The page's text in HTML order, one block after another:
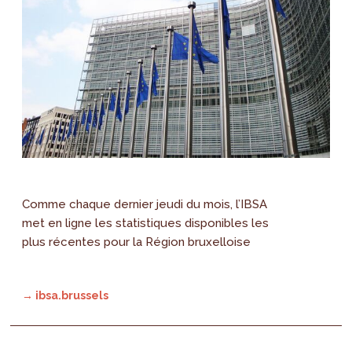
Comme chaque dernier jeudi du mois, l’IBSA
met en ligne les statistiques disponibles les
plus récentes pour la Région bruxelloise
→ ibsa.brussels